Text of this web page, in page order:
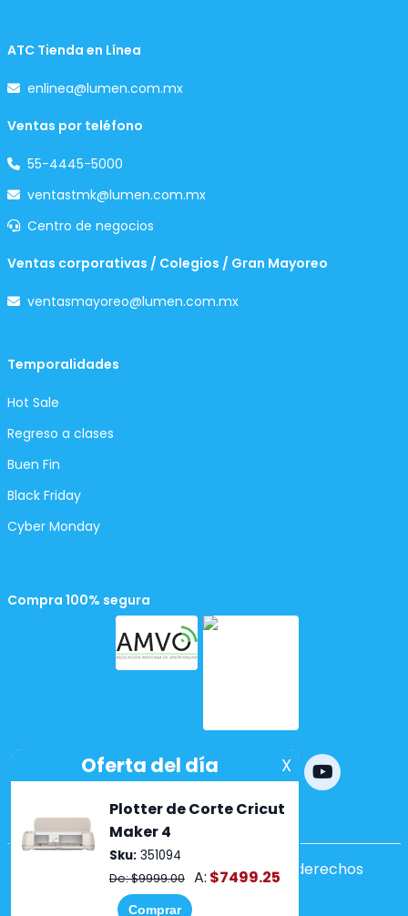
ATC Tienda en Línea
enlinea@lumen.com.mx
Ventas por teléfono
55-4445-5000
ventastmk@lumen.com.mx
Centro de negocios
Ventas corporativas / Colegios / Gran Mayoreo
ventasmayoreo@lumen.com.mx
Temporalidades
Hot Sale
Regreso a clases
Buen Fin
Black Friday
Cyber Monday
Compra 100% segura
Powered bynopCommerce
Copyright ©2026 Lumen. Todos los derechos
reservados.